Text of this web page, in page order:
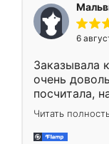
меньше,
Мне
мебели буду
6
Заказывала
очень
посчитала,
Замерщик
делу со
за день,
Читать